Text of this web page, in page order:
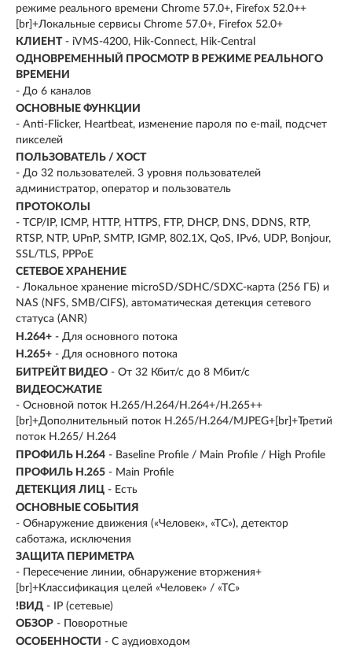
режиме реального времени Chrome 57.0+, Firefox 52.0++
[br]+Локальные сервисы Chrome 57.0+, Firefox 52.0+
КЛИЕНТ - iVMS-4200, Hik-Connect, Hik-Central
ОДНОВРЕМЕННЫЙ ПРОСМОТР В РЕЖИМЕ РЕАЛЬНОГО
ВРЕМЕНИ
- До 6 каналов
ОСНОВНЫЕ ФУНКЦИИ
- Anti-Flicker, Heartbeat, изменение пароля по e-mail, подсчет
пикселей
ПОЛЬЗОВАТЕЛЬ / ХОСТ
- До 32 пользователей. 3 уровня пользователей
администратор, оператор и пользователь
ПРОТОКОЛЫ
- TCP/IP, ICMP, HTTP, HTTPS, FTP, DHCP, DNS, DDNS, RTP,
RTSP, NTP, UPnP, SMTP, IGMP, 802.1X, QoS, IPv6, UDP, Bonjour,
SSL/TLS, PPPoE
СЕТЕВОЕ ХРАНЕНИЕ
- Локальное хранение microSD/SDHC/SDXC-карта (256 ГБ) и
NAS (NFS, SMB/CIFS), автоматическая детекция сетевого
статуса (ANR)
H.264+ - Для основного потока
H.265+ - Для основного потока
БИТРЕЙТ ВИДЕО - От 32 Кбит/с до 8 Мбит/с
ВИДЕОСЖАТИЕ
- Основной поток H.265/H.264/H.264+/H.265++
[br]+Дополнительный поток H.265/H.264/MJPEG+[br]+Третий
поток H.265/ H.264
ПРОФИЛЬ H.264 - Baseline Profile / Main Profile / High Profile
ПРОФИЛЬ H.265 - Main Profile
ДЕТЕКЦИЯ ЛИЦ - Есть
ОСНОВНЫЕ СОБЫТИЯ
- Обнаружение движения («Человек», «ТС»), детектор
саботажа, исключения
ЗАЩИТА ПЕРИМЕТРА
- Пересечение линии, обнаружение вторжения+
[br]+Классификация целей «Человек» / «ТС»
!ВИД - IP (сетевые)
ОБЗОР - Поворотные
ОСОБЕННОСТИ - С аудиовходом